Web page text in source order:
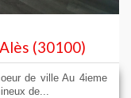
(30100)
de ville Au 4ieme
de...